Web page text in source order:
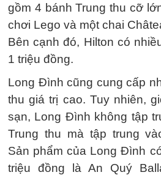
gồm 4 bánh Trung thu cỡ
chơi Lego và một chai
Bên cạnh đó, Hilton có
1 triệu đồng.
Long Đình cũng cung cấp
thu giá trị cao. Tuy nhiên,
sạn, Long Đình không tập
Trung thu mà tập trung
Sản phẩm của Long Đình
triệu đồng là An Quý